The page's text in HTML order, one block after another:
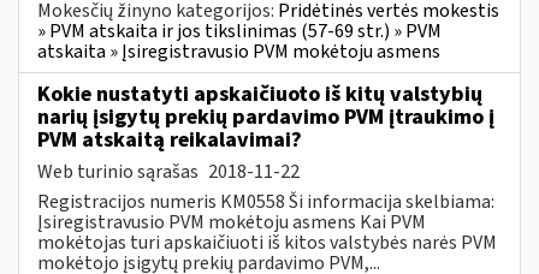
Mokesčių žinyno kategorijos: Pridėtinės vertės mokestis
» PVM atskaita ir jos tikslinimas (57-69 str.) » PVM
atskaita » Įsiregistravusio PVM mokėtoju asmens
Kokie nustatyti apskaičiuoto iš kitų valstybių
narių įsigytų prekių pardavimo PVM įtraukimo į
PVM atskaitą reikalavimai?
Web turinio sąrašas 2018-11-22
Registracijos numeris KM0558 Ši informacija skelbiama:
Įsiregistravusio PVM mokėtoju asmens Kai PVM
mokėtojas turi apskaičiuoti iš kitos valstybės narės PVM
mokėtojo įsigytų prekių pardavimo PVM,...